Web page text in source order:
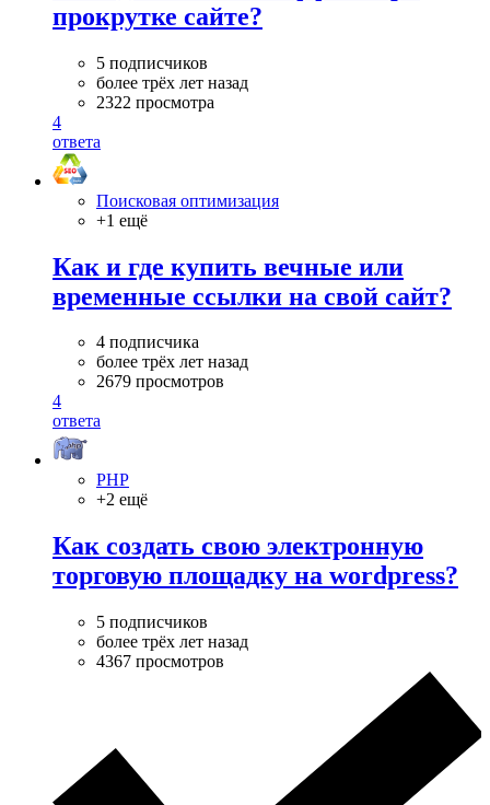
прокрутке сайте?
5 подписчиков
более трёх лет назад
2322 просмотра
4
ответа
Поисковая оптимизация
+1 ещё
Как и где купить вечные или
временные ссылки на свой сайт?
4 подписчика
более трёх лет назад
2679 просмотров
4
ответа
PHP
+2 ещё
Как создать свою электронную
торговую площадку на wordpress?
5 подписчиков
более трёх лет назад
4367 просмотров